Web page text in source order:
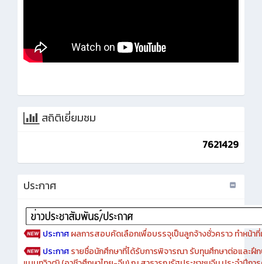
7621429
ประกาศผลการสอบคัดเลือกเพื่อบรรจุเป็นลูกจ้างชั่วคราว ทำหน้าที่